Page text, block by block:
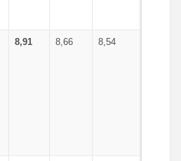
8,91 8,66 8,54